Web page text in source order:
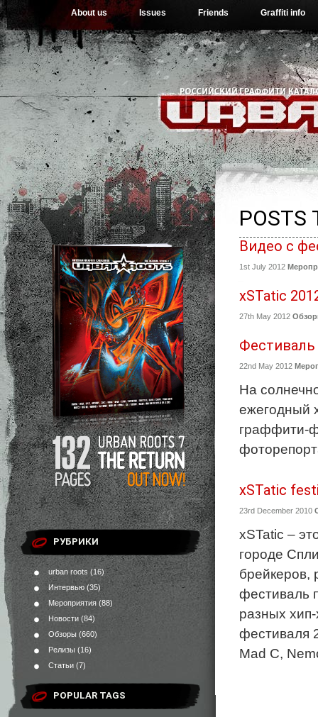
About us Issues Friends Graffiti info
РУБРИКИ
urban roots (16)
Интервью (35)
Мероприятия (88)
Новости (84)
Обзоры (660)
Релизы (16)
Статьи (7)
POPULAR TAGS
POSTS
Видео с
1st July 2012
xSTatic
27th May 2012
Фестиваль
22nd May 2012
На
ежегодный
граффити-
xSTatic
23rd December 2010
xSTatic –
городе
брейкеров,
фестиваль
разных
фестиваля
Mad C,